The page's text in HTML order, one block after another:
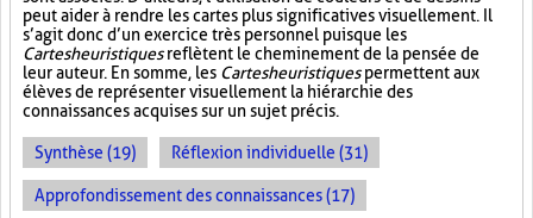
peut aider à rendre les cartes plus significatives visuellement. Il
s’agit donc d’un exercice très personnel puisque les
Cartes heuristiquesreflètent le cheminement de la pensée de
leur auteur. En somme, les Cartes heuristiquespermettent aux
élèves de représenter visuellement la hiérarchie des
connaissances acquises sur un sujet précis.
Synthèse (19) Réflexion individuelle (31)
Approfondissement des connaissances (17)